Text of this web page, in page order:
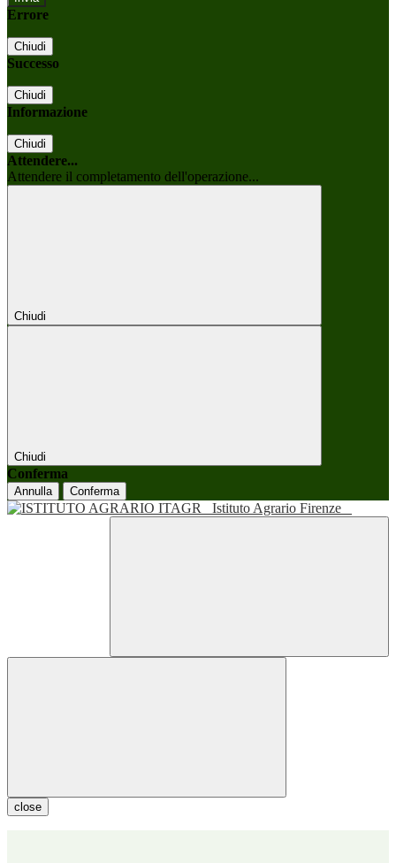
Errore
Chiudi
Successo
Chiudi
Informazione
Chiudi
Attendere...
Attendere il completamento dell'operazione...
Chiudi
Chiudi
Conferma
Annulla Conferma
Istituto Agrario Firenze
close